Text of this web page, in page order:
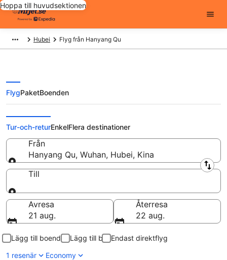
Hoppa till huvudsektionen
Hubei Flyg från Hanyang Qu
Flygplatser i
FlygPaketBoenden
Tur-och-returEnkelFlera destinationer
Från
Hanyang Qu, Wuhan, Hubei, Kina
Från
Till
Till
Avresa
21 aug.
Återresa
22 aug.
Lägg till boende Lägg till bil
Endast direktflyg
1 resenär
Economy